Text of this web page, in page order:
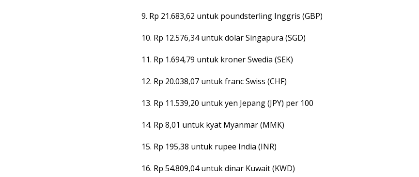
9. Rp 21.683,62 untuk poundsterling Inggris (GBP)
10. Rp 12.576,34 untuk dolar Singapura (SGD)
11. Rp 1.694,79 untuk kroner Swedia (SEK)
12. Rp 20.038,07 untuk franc Swiss (CHF)
13. Rp 11.539,20 untuk yen Jepang (JPY) per 100
14. Rp 8,01 untuk kyat Myanmar (MMK)
15. Rp 195,38 untuk rupee India (INR)
16. Rp 54.809,04 untuk dinar Kuwait (KWD)